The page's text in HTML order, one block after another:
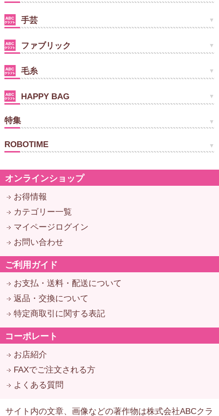
手芸
ファブリック
毛糸
HAPPY BAG
特集
ROBOTIME
オンラインショップ
お得情報
カテゴリー一覧
マイページログイン
お問い合わせ
ご利用ガイド
お支払・送料・配送について
返品・交換について
特定商取引に関する表記
コーポレート
お店紹介
FAXでご注文される方
よくある質問
サイト内の文章、画像などの著作物は株式会社ABCクラ